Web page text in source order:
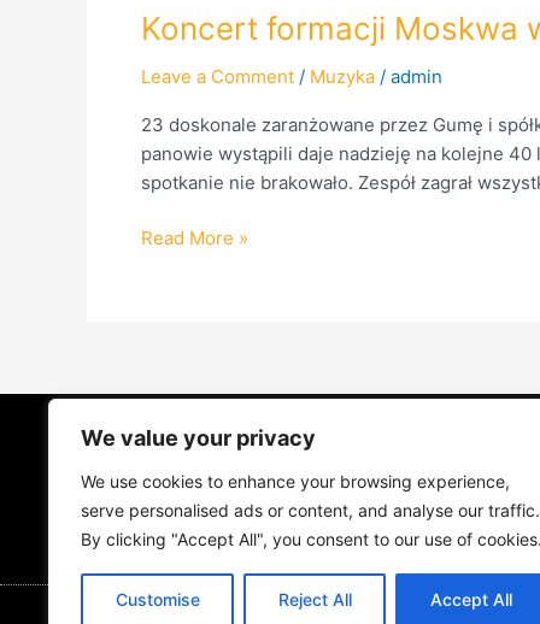
We value your privacy
We use cookies to enhance your browsing experience,
serve personalised ads or content, and analyse our traffic.
By clicking "Accept All", you consent to our use of cookies.
Customise Reject All Accept All
Koncert formacji Moskwa
Leave a Comment / Muzyka / admin
23 doskonale zaranżowane przez Gumę i
panowie wystąpili daje nadzieję na kolejne
spotkanie nie brakowało. Zespół zagrał
Read More »
STRONA GŁÓWNA
MUZYKA I KONCERTY KONTAKT